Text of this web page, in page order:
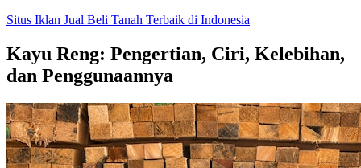
Skip
content
Situs Iklan Jual Beli Tanah Terbaik di Indonesia
Kayu Reng: Pengertian, Ciri, Kelebihan,
dan Penggunaannya